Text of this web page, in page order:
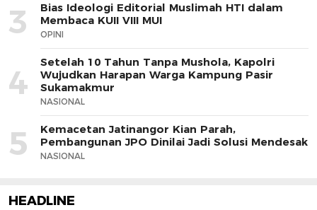
3
Bias Ideologi Editorial Muslimah HTI dalam
Membaca KUII VIII MUI
OPINI
4
Setelah 10 Tahun Tanpa Mushola, Kapolri
Wujudkan Harapan Warga Kampung Pasir
Sukamakmur
NASIONAL
5
Kemacetan Jatinangor Kian Parah,
Pembangunan JPO Dinilai Jadi Solusi Mendesak
NASIONAL
HEADLINE